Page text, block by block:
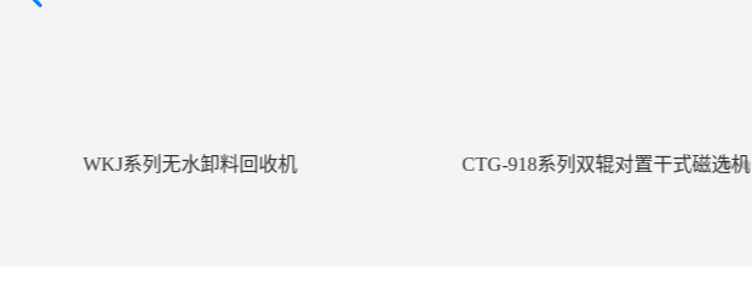
WKJ系列无水卸料回收机 CTG-918系列双辊对置干式磁选机